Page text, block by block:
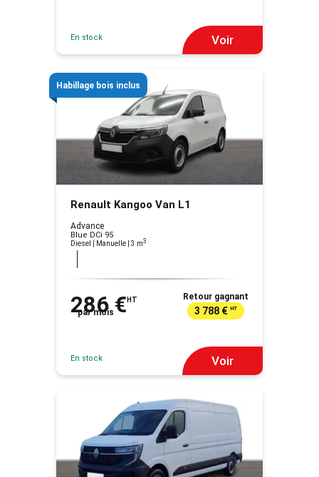
En stock Voir
Habillage bois inclus
Renault Kangoo Van L1
Advance
Blue DCi 95
Diesel | Manuelle | 3 m3
286 € HT
par mois
Retour gagnant
3 788 € HT
En stock Voir